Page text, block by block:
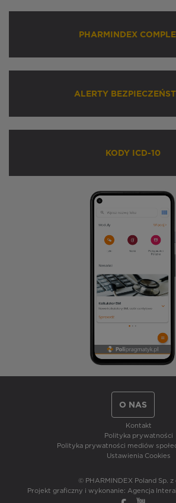
PHARMINDEX
ALERTY
KODY ICD-10
O NAS
Kontakt
Polityka prywatności
Polityka prywatności mediów
Ustawienia Cookies
© PHARMINDEX Poland Sp. z
Projekt graficzny i wykonanie: Agencja